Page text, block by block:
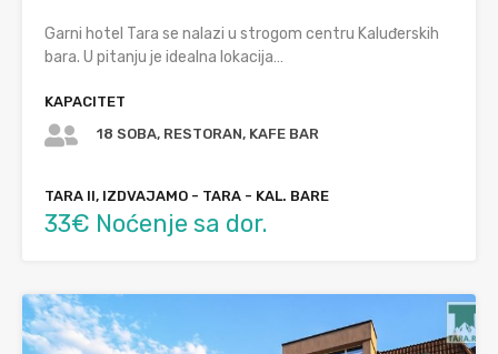
Garni hotel Tara se nalazi u strogom centru Kaluđerskih
bara. U pitanju je idealna lokacija…
KAPACITET
18 SOBA, RESTORAN, KAFE BAR
TARA II, IZDVAJAMO - TARA - KAL. BARE
33€ Noćenje sa dor.